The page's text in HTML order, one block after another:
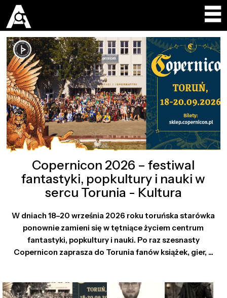
Copernicon 2026 – festiwal
fantastyki, popkultury i nauki w
sercu Torunia - Kultura
W dniach 18–20 września 2026 roku toruńska starówka
ponownie zamieni się w tętniące życiem centrum
fantastyki, popkultury i nauki. Po raz szesnasty
Copernicon zaprasza do Torunia fanów książek, gier, ...